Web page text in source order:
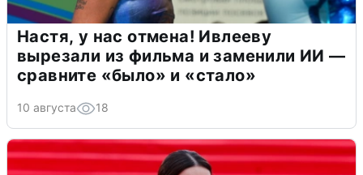
Настя, у нас отмена! Ивлееву
вырезали из фильма и заменили ИИ —
сравните «было» и «стало»
10 августа 18